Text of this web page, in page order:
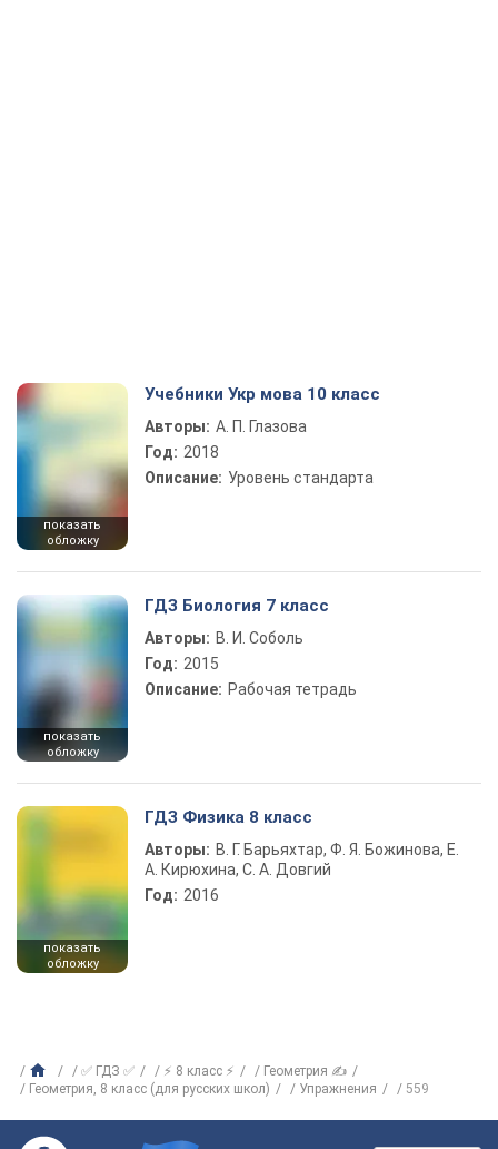
показать
обложку
Учебники Укр мова 10 класс
Авторы: А. П. Глазова
Год: 2018
Описание: Уровень стандарта
показать
обложку
ГДЗ Биология 7 класс
Авторы: В. И. Соболь
Год: 2015
Описание: Рабочая тетрадь
показать
обложку
ГДЗ Физика 8 класс
Авторы: В. Г. Барьяхтар, Ф. Я. Божинова, Е.
А. Кирюхина, С. А. Довгий
Год: 2016
✅ ГДЗ ✅ ⚡ 8 класс ⚡
Геометрия ✍
Геометрия, 8 класс (для русских школ)
Упражнения 559